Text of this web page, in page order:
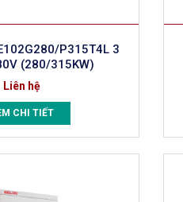
P315T4L 3
(280/315KW)
Liên hệ
CHI TIẾT